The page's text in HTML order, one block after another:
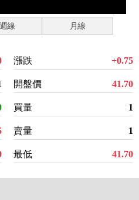
週線 月線
漲跌 +0.75
開盤價 41.70
買量 1
賣量 1
最低 41.70